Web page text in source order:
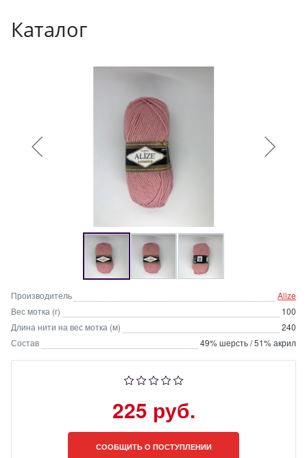
Каталог
Производитель
Alize
Вес мотка (г)
100
Длина нити на вес мотка (м)
240
Состав
49% шерсть / 51% акрил
225 руб.
СООБЩИТЬ О ПОСТУПЛЕНИИ